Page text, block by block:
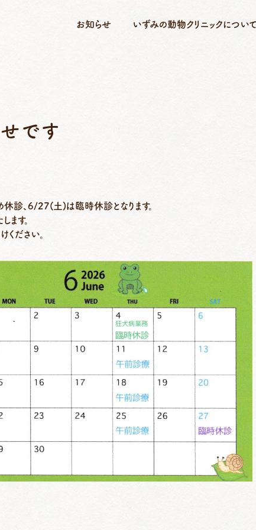
お知らせ いずみの動物クリニックについて
です
診、6/27(土)は臨時休診となります。
ます。
ださい。